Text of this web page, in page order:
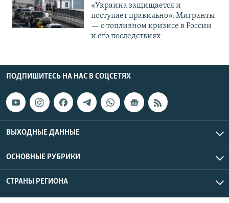
«Украина защищается и
поступает правильно». Мигранты
— о топливном кризисе в России
и его последствиях
ПОДПИШИТЕСЬ НА НАС В СОЦСЕТЯХ
ВЫХОДНЫЕ ДАННЫЕ
ОСНОВНЫЕ РУБРИКИ
СТРАНЫ РЕГИОНА